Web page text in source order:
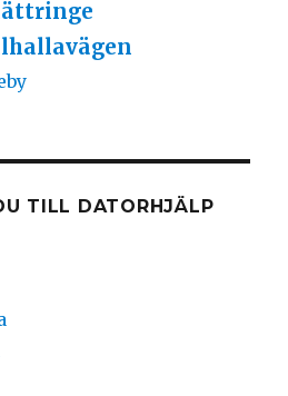
TILL DATORHJÄLP